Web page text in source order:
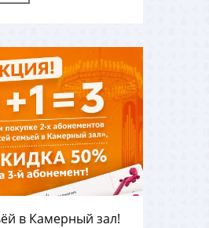
в Камерный зал!